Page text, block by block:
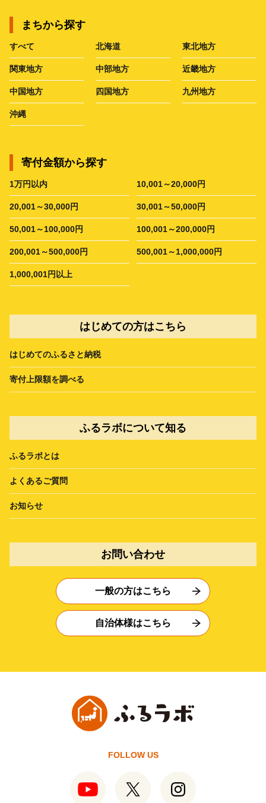
まちから探す
すべて 北海道 東北地方
関東地方 中部地方 近畿地方
中国地方 四国地方 九州地方
沖縄
寄付金額から探す
1万円以内 10,001～20,000円
20,001～30,000円 30,001～50,000円
50,001～100,000円 100,001～200,000円
200,001～500,000円 500,001～1,000,000円
1,000,001円以上
はじめての方はこちら
はじめてのふるさと納税
寄付上限額を調べる
ふるラボについて知る
ふるラボとは
よくあるご質問
お知らせ
お問い合わせ
一般の方はこちら
自治体様はこちら
FOLLOW US